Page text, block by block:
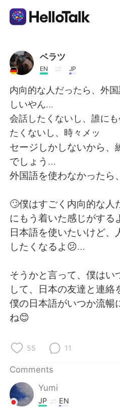
Language Exchange
AI Grammar Checker
English
简体中文 繁體中
Español العربية
Français
日本語 한국어
Indonesia
Türkçe Tiếng
ベラツ
EN JP
内向的な人だったら、外
しいやん…
会話したくないし、誰に
たくないし、時々メッ
セージしかしないから、
でしょう…
外国語を使わなかったら
🙄僕はすごく内向的な人
にもう着いた感じがする
日本語を使いたいけど、
したくなるよ😕…
そうかと言って、僕はい
して、日本の友達と連
僕の日本語がいつか流暢
ね😊
55 11
Comments
Yumi
JP EN